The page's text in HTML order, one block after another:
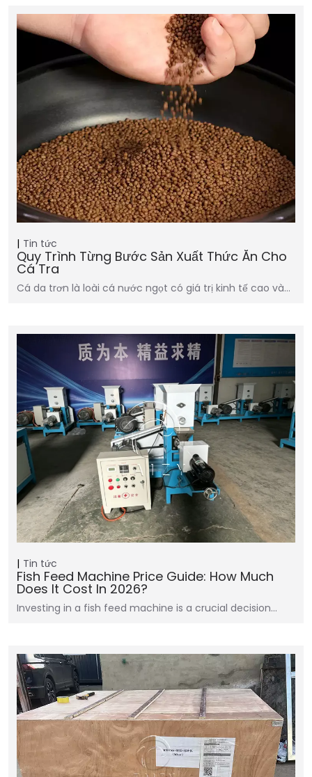
Tin tức
Quy Trình Từng Bước Sản Xuất Thức Ăn Cho
Cá Tra
Cá da trơn là loài cá nước ngọt có giá trị kinh tế cao và…
Tin tức
Fish Feed Machine Price Guide: How Much
Does It Cost In 2026?
Investing in a fish feed machine is a crucial decision…